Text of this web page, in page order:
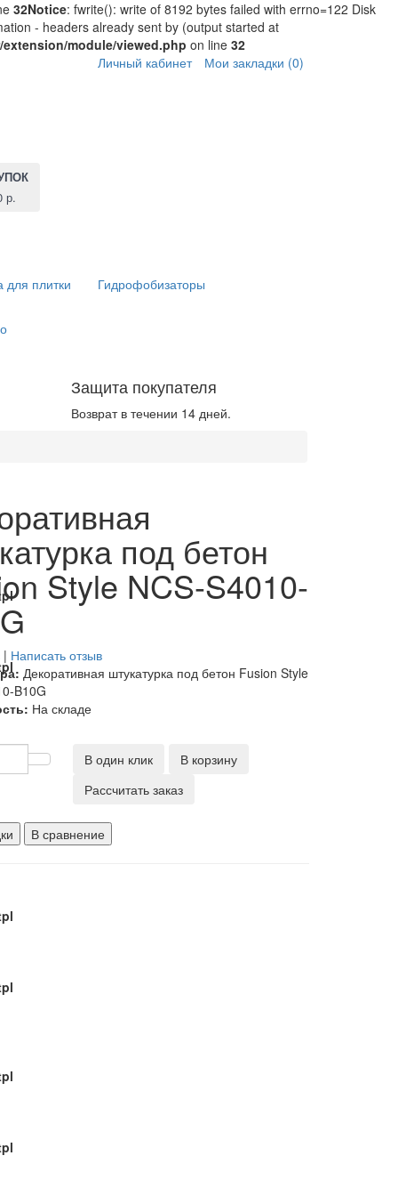
32Notice: fwrite(): write of 8192 bytes failed with errno=122 Disk
- headers already sent by (output started at
module/viewed.php on line 32
Личный кабинет Мои закладки (0)
р.
для плитки Гидрофобизаторы
Защита покупателя
Возврат в течении 14 дней.
под бетон
Style NCS-S4010-
| Написать отзыв
Декоративная штукатурка под бетон Fusion Style
B10G
На складе
В один клик
В корзину
Рассчитать заказ
В сравнение